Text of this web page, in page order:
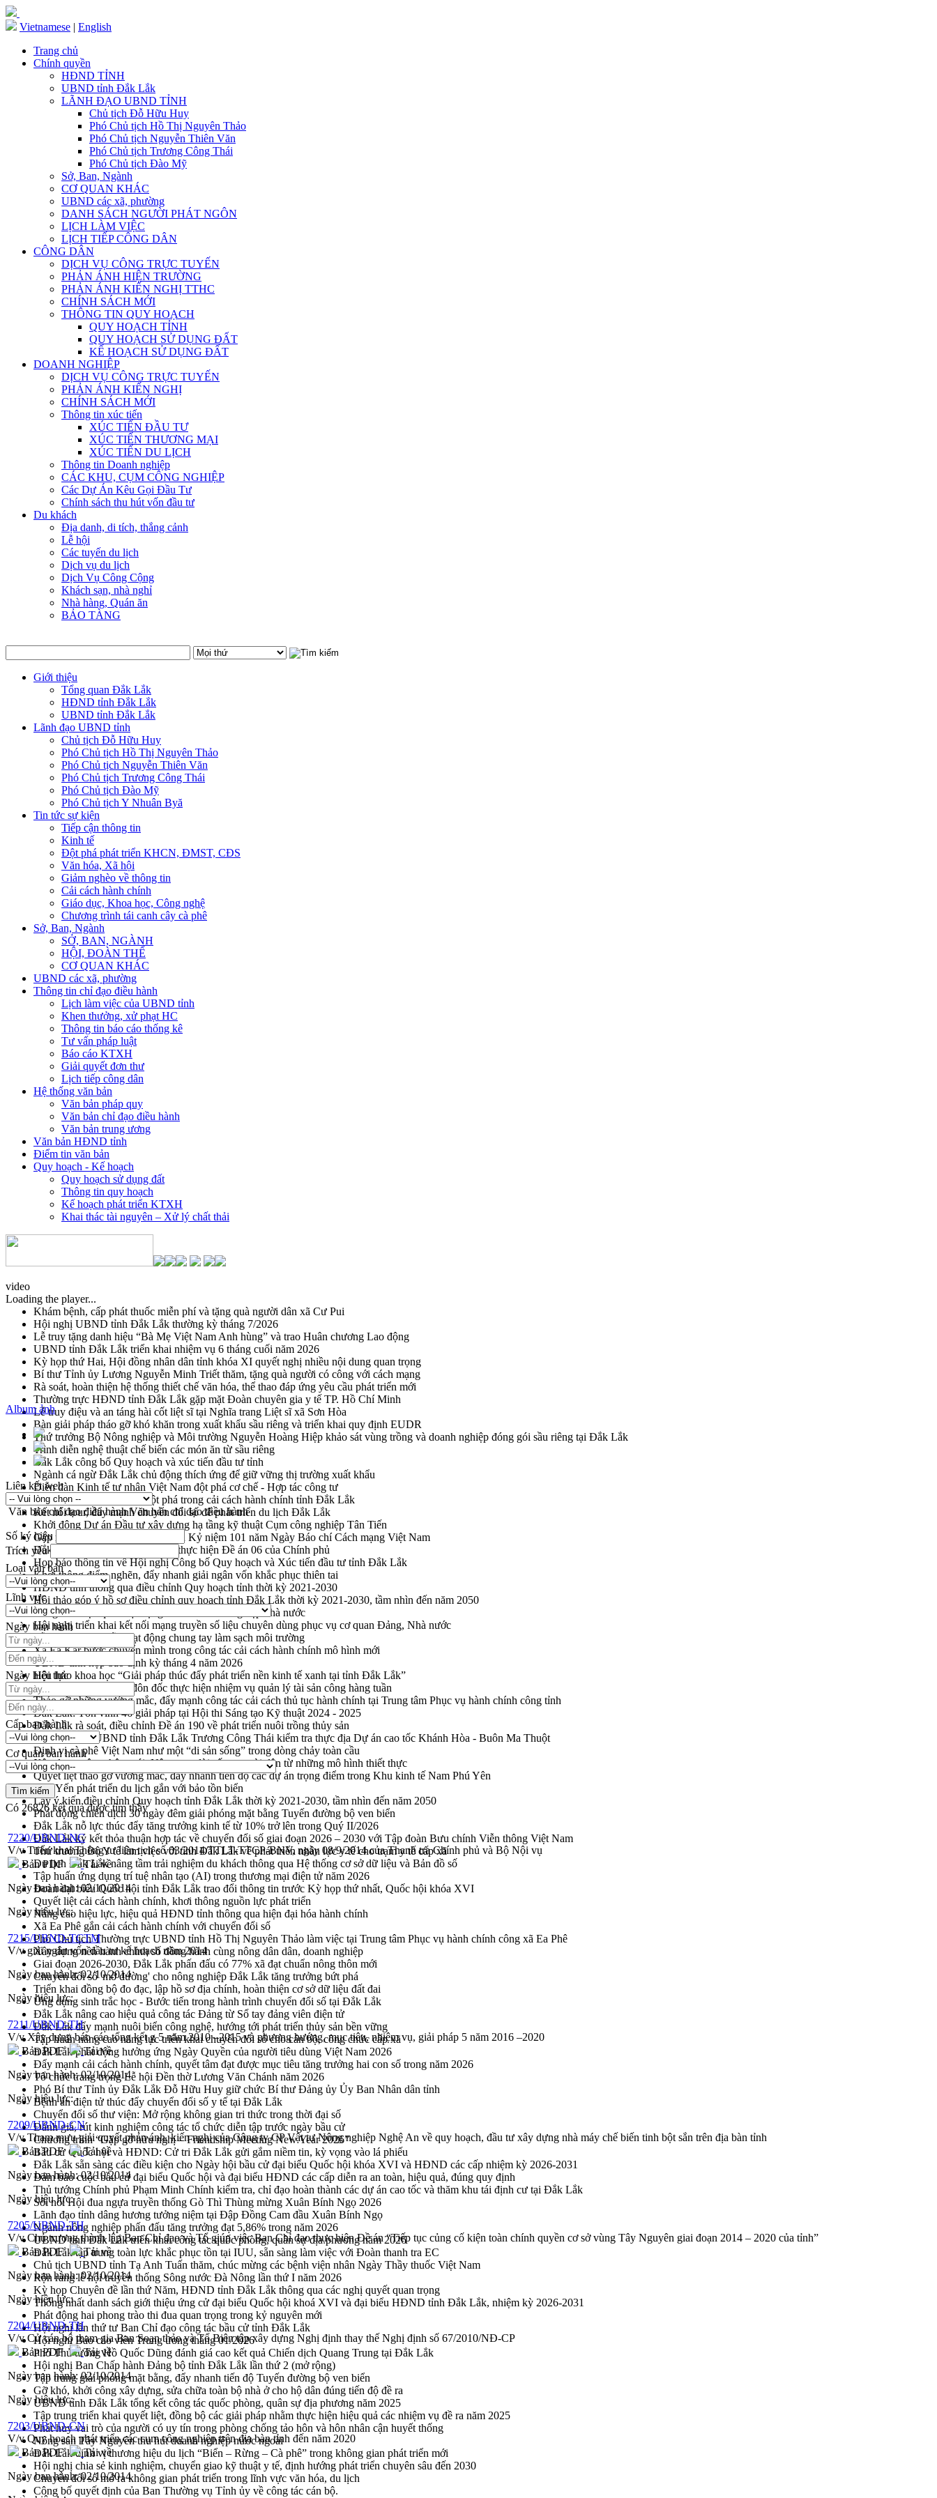
Vietnamese | English
Trang chủ
Chính quyền
HĐND TỈNH
UBND tỉnh Đắk Lắk
LÃNH ĐẠO UBND TỈNH
Chủ tịch Đỗ Hữu Huy
Phó Chủ tịch Hồ Thị Nguyên Thảo
Phó Chủ tịch Nguyễn Thiên Văn
Phó Chủ tịch Trương Công Thái
Phó Chủ tịch Đào Mỹ
Sở, Ban, Ngành
CƠ QUAN KHÁC
UBND các xã, phường
DANH SÁCH NGƯỜI PHÁT NGÔN
LỊCH LÀM VIỆC
LỊCH TIẾP CÔNG DÂN
CÔNG DÂN
DỊCH VỤ CÔNG TRỰC TUYẾN
PHẢN ÁNH HIỆN TRƯỜNG
PHẢN ÁNH KIẾN NGHỊ TTHC
CHÍNH SÁCH MỚI
THÔNG TIN QUY HOẠCH
QUY HOẠCH TỈNH
QUY HOẠCH SỬ DỤNG ĐẤT
KẾ HOẠCH SỬ DỤNG ĐẤT
DOANH NGHIỆP
DỊCH VỤ CÔNG TRỰC TUYẾN
PHẢN ÁNH KIẾN NGHỊ
CHÍNH SÁCH MỚI
Thông tin xúc tiến
XÚC TIẾN ĐẦU TƯ
XÚC TIẾN THƯƠNG MẠI
XÚC TIẾN DU LỊCH
Thông tin Doanh nghiệp
CÁC KHU, CỤM CÔNG NGHIỆP
Các Dự Án Kêu Gọi Đầu Tư
Chính sách thu hút vốn đầu tư
Du khách
Địa danh, di tích, thắng cảnh
Lễ hội
Các tuyến du lịch
Dịch vụ du lịch
Dịch Vụ Công Cộng
Khách sạn, nhà nghỉ
Nhà hàng, Quán ăn
BẢO TÀNG
Giới thiệu
Tổng quan Đắk Lắk
HĐND tỉnh Đắk Lắk
UBND tỉnh Đắk Lắk
Lãnh đạo UBND tỉnh
Chủ tịch Đỗ Hữu Huy
Phó Chủ tịch Hồ Thị Nguyên Thảo
Phó Chủ tịch Nguyễn Thiên Văn
Phó Chủ tịch Trương Công Thái
Phó Chủ tịch Đào Mỹ
Phó Chủ tịch Y Nhuân Byă
Tin tức sự kiện
Tiếp cận thông tin
Kinh tế
Đột phá phát triển KHCN, ĐMST, CĐS
Văn hóa, Xã hội
Giảm nghèo về thông tin
Cải cách hành chính
Giáo dục, Khoa học, Công nghệ
Chương trình tái canh cây cà phê
Sở, Ban, Ngành
SỞ, BAN, NGÀNH
HỘI, ĐOÀN THỂ
CƠ QUAN KHÁC
UBND các xã, phường
Thông tin chỉ đạo điều hành
Lịch làm việc của UBND tỉnh
Khen thưởng, xử phạt HC
Thông tin báo cáo thống kê
Tư vấn pháp luật
Báo cáo KTXH
Giải quyết đơn thư
Lịch tiếp công dân
Hệ thống văn bản
Văn bản pháp quy
Văn bản chỉ đạo điều hành
Văn bản trung ương
Văn bản HĐND tỉnh
Điểm tin văn bản
Quy hoạch - Kế hoạch
Quy hoạch sử dụng đất
Thông tin quy hoạch
Kế hoạch phát triển KTXH
Khai thác tài nguyên – Xử lý chất thải
video
Loading the player...
Khám bệnh, cấp phát thuốc miễn phí và tặng quà người dân xã Cư Pui
Hội nghị UBND tỉnh Đắk Lắk thường kỳ tháng 7/2026
Lễ truy tặng danh hiệu “Bà Mẹ Việt Nam Anh hùng” và trao Huân chương Lao động
UBND tỉnh Đắk Lắk triển khai nhiệm vụ 6 tháng cuối năm 2026
Kỳ họp thứ Hai, Hội đồng nhân dân tỉnh khóa XI quyết nghị nhiều nội dung quan trọng
Bí thư Tỉnh ủy Lương Nguyễn Minh Triết thăm, tặng quà người có công với cách mạng
Rà soát, hoàn thiện hệ thống thiết chế văn hóa, thể thao đáp ứng yêu cầu phát triển mới
Thường trực HĐND tỉnh Đắk Lắk gặp mặt Đoàn chuyên gia y tế TP. Hồ Chí Minh
Lễ truy điệu và an táng hài cốt liệt sĩ tại Nghĩa trang Liệt sĩ xã Sơn Hòa
Bàn giải pháp tháo gỡ khó khăn trong xuất khẩu sầu riêng và triển khai quy định EUDR
Thứ trưởng Bộ Nông nghiệp và Môi trường Nguyễn Hoàng Hiệp khảo sát vùng trồng và doanh nghiệp đóng gói sầu riêng tại Đắk Lắk
Trình diễn nghệ thuật chế biến các món ăn từ sầu riêng
Đắk Lắk công bố Quy hoạch và xúc tiến đầu tư tỉnh
Ngành cá ngừ Đắk Lắk chủ động thích ứng để giữ vững thị trường xuất khẩu
Diễn đàn Kinh tế tư nhân Việt Nam đột phá cơ chế - Hợp tác công tư
Đề án 06 tạo bước ngoặt đột phá trong cải cách hành chính tỉnh Đắk Lắk
Kết nối tour, đẩy mạnh chuyển đổi số để phát triển du lịch Đắk Lắk
Khởi động Dự án Đầu tư xây dựng hạ tầng kỹ thuật Cụm công nghiệp Tân Tiến
Gặp mặt các cơ quan báo chí nhân Kỷ niệm 101 năm Ngày Báo chí Cách mạng Việt Nam
Đắk Lắk sơ kết 4 năm triển khai thực hiện Đề án 06 của Chính phủ
Họp báo thông tin về Hội nghị Công bố Quy hoạch và Xúc tiến đầu tư tỉnh Đắk Lắk
Khơi thông điểm nghẽn, đẩy nhanh giải ngân vốn khắc phục thiên tai
HĐND tỉnh thông qua điều chỉnh Quy hoạch tỉnh thời kỳ 2021-2030
Hội thảo góp ý hồ sơ điều chỉnh quy hoạch tỉnh Đắk Lắk thời kỳ 2021-2030, tầm nhìn đến năm 2050
Nâng cao hiệu quả hoạt động của các doanh nghiệp nhà nước
Hội nghị triển khai kết nối mạng truyền số liệu chuyên dùng phục vụ cơ quan Đảng, Nhà nước
Lễ phát động chuỗi hoạt động chung tay làm sạch môi trường
Xã Ea Kar bước chuyển mình trong công tác cải cách hành chính mô hình mới
UBND tỉnh họp báo định kỳ tháng 4 năm 2026
Hội thảo khoa học “Giải pháp thúc đẩy phát triển nền kinh tế xanh tại tỉnh Đắk Lắk”
Tăng cường giám sát, đôn đốc thực hiện nhiệm vụ quản lý tài sản công hàng tuần
Tháo gỡ những vướng mắc, đẩy mạnh công tác cải cách thủ tục hành chính tại Trung tâm Phục vụ hành chính công tỉnh
Đắk Lắk: Tôn vinh 46 giải pháp tại Hội thi Sáng tạo Kỹ thuật 2024 - 2025
Đắk Lắk rà soát, điều chỉnh Đề án 190 về phát triển nuôi trồng thủy sản
Phó Chủ tịch UBND tỉnh Đắk Lắk Trương Công Thái kiểm tra thực địa Dự án cao tốc Khánh Hòa - Buôn Ma Thuột
Định vị cà phê Việt Nam như một “di sản sống” trong dòng chảy toàn cầu
Xây dựng nông thôn mới: Nâng cao đời sống người dân từ những mô hình thiết thực
Quyết liệt tháo gỡ vướng mắc, đẩy nhanh tiến độ các dự án trọng điểm trong Khu kinh tế Nam Phú Yên
Hòn Yến phát triển du lịch gắn với bảo tồn biển
Lấy ý kiến điều chỉnh Quy hoạch tỉnh Đắk Lắk thời kỳ 2021-2030, tầm nhìn đến năm 2050
Phát động chiến dịch 30 ngày đêm giải phóng mặt bằng Tuyến đường bộ ven biển
Đắk Lắk nỗ lực thúc đẩy tăng trưởng kinh tế từ 10% trở lên trong Quý II/2026
Đắk Lắk ký kết thỏa thuận hợp tác về chuyển đổi số giai đoạn 2026 – 2030 với Tập đoàn Bưu chính Viễn thông Việt Nam
Thứ trưởng Bộ Y tế làm việc với tỉnh Đắk Lắk về phát triển nhân lực y tế cho trạm y tế cấp xã
Du lịch Đắk Lắk nâng tầm trải nghiệm du khách thông qua Hệ thống cơ sở dữ liệu và Bản đồ số
Tập huấn ứng dụng trí tuệ nhân tạo (AI) trong thương mại điện tử năm 2026
Đoàn đại biểu Quốc hội tỉnh Đắk Lắk trao đổi thông tin trước Kỳ họp thứ nhất, Quốc hội khóa XVI
Quyết liệt cải cách hành chính, khơi thông nguồn lực phát triển
Nâng cao hiệu lực, hiệu quả HĐND tỉnh thông qua hiện đại hóa hành chính
Xã Ea Phê gắn cải cách hành chính với chuyển đổi số
Phó Chủ tịch Thường trực UBND tỉnh Hồ Thị Nguyên Thảo làm việc tại Trung tâm Phục vụ hành chính công xã Ea Phê
Xây dựng nền hành chính số đồng hành cùng nông dân dân, doanh nghiệp
Giai đoạn 2026-2030, Đắk Lắk phấn đấu có 77% xã đạt chuẩn nông thôn mới
Chuyển đổi số 'mở đường' cho nông nghiệp Đắk Lắk tăng trưởng bứt phá
Triển khai đồng bộ đo đạc, lập hồ sơ địa chính, hoàn thiện cơ sở dữ liệu đất đai
Ứng dụng sinh trắc học - Bước tiến trong hành trình chuyển đổi số tại Đắk Lắk
Đắk Lắk nâng cao hiệu quả công tác Đảng từ Sổ tay đảng viên điện tử
Đắk Lắk đẩy mạnh nuôi biển công nghệ, hướng tới phát triển thủy sản bền vững
Tập huấn nâng cao năng lực triển khai chuyển đổi số cho cán bộ, công chức cấp xã
Đắk Lắk phát động hưởng ứng Ngày Quyền của người tiêu dùng Việt Nam 2026
Đẩy mạnh cải cách hành chính, quyết tâm đạt được mục tiêu tăng trưởng hai con số trong năm 2026
Tổ chức trang trọng Lễ hội Đền thờ Lương Văn Chánh năm 2026
Phó Bí thư Tỉnh ủy Đắk Lắk Đỗ Hữu Huy giữ chức Bí thư Đảng ủy Ủy Ban Nhân dân tỉnh
Bệnh án điện tử thúc đẩy chuyển đổi số y tế tại Đắk Lắk
Chuyển đổi số thư viện: Mở rộng không gian tri thức trong thời đại số
Đánh giá, rút kinh nghiệm công tác tổ chức diễn tập trước ngày bầu cử
Chương trình “Gặp gỡ hữu nghị – Friendship Meeting New Year 2026”
Bầu cử Quốc hội và HĐND: Cử tri Đắk Lắk gửi gắm niềm tin, kỳ vọng vào lá phiếu
Đắk Lắk sẵn sàng các điều kiện cho Ngày hội bầu cử đại biểu Quốc hội khóa XVI và HĐND các cấp nhiệm kỳ 2026-2031
Đảm bảo cuộc bầu cử đại biểu Quốc hội và đại biểu HĐND các cấp diễn ra an toàn, hiệu quả, đúng quy định
Thủ tướng Chính phủ Phạm Minh Chính kiểm tra, chỉ đạo hoàn thành các dự án cao tốc và thăm khu tái định cư tại Đắk Lắk
Sôi nổi Hội đua ngựa truyền thống Gò Thì Thùng mừng Xuân Bính Ngọ 2026
Lãnh đạo tỉnh dâng hương tưởng niệm tại Đập Đồng Cam đầu Xuân Bính Ngọ
Ngành nông nghiệp phấn đấu tăng trưởng đạt 5,86% trong năm 2026
UBND tỉnh Đắk Lắk triển khai công tác quốc phòng, quân sự địa phương năm 2026
Đắk Lắk tập trung toàn lực khắc phục tồn tại IUU, sẵn sàng làm việc với Đoàn thanh tra EC
Chủ tịch UBND tỉnh Tạ Anh Tuấn thăm, chúc mừng các bệnh viện nhân Ngày Thầy thuốc Việt Nam
Rộn ràng lễ hội truyền thống Sông nước Đà Nông lần thứ I năm 2026
Kỳ họp Chuyên đề lần thứ Năm, HĐND tỉnh Đắk Lắk thông qua các nghị quyết quan trọng
Thống nhất danh sách giới thiệu ứng cử đại biểu Quốc hội khoá XVI và đại biểu HĐND tỉnh Đắk Lắk, nhiệm kỳ 2026-2031
Phát động hai phong trào thi đua quan trọng trong kỷ nguyên mới
Hội nghị lần thứ tư Ban Chỉ đạo công tác bầu cử tỉnh Đắk Lắk
Hội nghị Báo cáo viên Trung ương tháng 01/2026
Phó Thủ tướng Hồ Quốc Dũng đánh giá cao kết quả Chiến dịch Quang Trung tại Đắk Lắk
Hội nghị Ban Chấp hành Đảng bộ tỉnh Đắk Lắk lần thứ 2 (mở rộng)
Tập trung giải phóng mặt bằng, đẩy nhanh tiến độ Tuyến đường bộ ven biển
Gỡ khó, khởi công xây dựng, sửa chữa toàn bộ nhà ở cho hộ dân đúng tiến độ đề ra
UBND tỉnh Đắk Lắk tổng kết công tác quốc phòng, quân sự địa phương năm 2025
Tập trung triển khai quyết liệt, đồng bộ các giải pháp nhằm thực hiện hiệu quả các nhiệm vụ đề ra năm 2025
Phát huy vai trò của người có uy tín trong phòng chống tảo hôn và hôn nhân cận huyết thống
Nông sản Tây Nguyên thu hút doanh nghiệp nước ngoài
Đắk Lắk định vị thương hiệu du lịch “Biển – Rừng – Cà phê” trong không gian phát triển mới
Hội nghị chia sẻ kinh nghiệm, chuyển giao kỹ thuật y tế, định hướng phát triển chuyên sâu đến 2030
Chuyển đổi số mở ra không gian phát triển trong lĩnh vực văn hóa, du lịch
Công bố quyết định của Ban Thường vụ Tỉnh ủy về công tác cán bộ.
Album ảnh
Liên kết web
Văn bản chỉ đạo điều hành Văn bản chỉ đạo điều hành
Số ký hiệu
Trích yếu
Loại văn bản
Lĩnh vực
Ngày ban hành
Ngày hiệu lực
Cấp ban hành
Cơ quan ban hành
Có 26826kết quả được tìm thấy
7220/UBND-NC
V/v Triển khai Thông tư liên tịch số 03/2014/TTLT-TTCP-BNV, ngày 08/9/2014 của Thanh tra Chính phủ và Bộ Nội vụ
Bản PDF
Tải về
Ngày ban hành:02/10/2014
Ngày hiệu lực:
7215/UBND-TCTM
V/v giải ngân vốn đầu tư kế hoạch năm 2014
Ngày ban hành:02/10/2014
Ngày hiệu lực:
7211/UBND-TH
V/v Xây dựng báo cáo tổng kết g 5 năm 2010 –2015 và phương hướng, mục tiêu, nhiệm vụ, giải pháp 5 năm 2016 –2020
Bản PDF
Tải về
Ngày ban hành:02/10/2014
Ngày hiệu lực:
7209/UBND-CN
V/v Tham mưu giải quyết phản ánh, kiến nghị của Công ty CP Vật tư Nông nghiệp Nghệ An về quy hoạch, đầu tư xây dựng nhà máy chế biến tinh bột sắn trên địa bàn tỉnh
Bản PDF
Tải về
Ngày ban hành:02/10/2014
Ngày hiệu lực:
7205/UBND-TH
V/v Chủ trương thành lập Ban Chỉ đạo và Tổ giúp việc Ban Chỉ đạo thực hiện Đề án “Tiếp tục củng cố kiện toàn chính quyền cơ sở vùng Tây Nguyên giai đoạn 2014 – 2020 của tỉnh”
Bản PDF
Tải về
Ngày ban hành:02/10/2014
Ngày hiệu lực:
7204/UBND-TH
V/v Cử cán bộ tham gia Ban Soạn thảo và Tổ Biên tập xây dựng Nghị định thay thế Nghị định số 67/2010/NĐ-CP
Bản PDF
Tải về
Ngày ban hành: 02/10/2014
Ngày hiệu lực:
7203/UBND-CN
V/v Quy hoạch phát triển các cụm công nghiệp trên địa bàn tỉnh đến năm 2020
Bản PDF
Tải về
Ngày ban hành:02/10/2014